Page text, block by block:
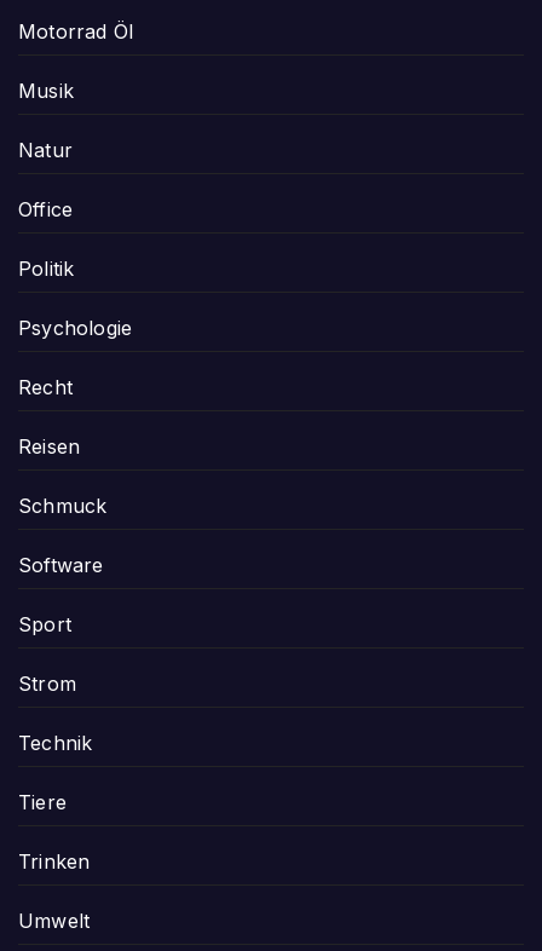
Motorrad Öl
Musik
Natur
Office
Politik
Psychologie
Recht
Reisen
Schmuck
Software
Sport
Strom
Technik
Tiere
Trinken
Umwelt